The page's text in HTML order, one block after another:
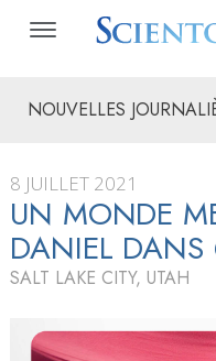
NOUVELLES
8 JUILLET 2021
UN MONDE
DANIEL DANS
SALT LAKE CITY, UTAH